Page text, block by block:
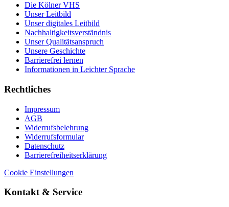
Die Kölner VHS
Unser Leitbild
Unser digitales Leitbild
Nachhaltigkeitsverständnis
Unser Qualitätsanspruch
Unsere Geschichte
Barrierefrei lernen
Informationen in Leichter Sprache
Rechtliches
Impressum
AGB
Widerrufsbelehrung
Widerrufsformular
Datenschutz
Barrierefreiheitserklärung
Cookie Einstellungen
Kontakt & Service